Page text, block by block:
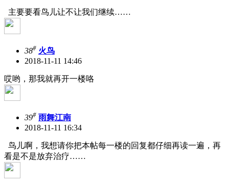
主要要看鸟儿让不让我们继续……
38# 火鸟
2018-11-11 14:46
哎哟，那我就再开一楼咯
39# 雨舞江南
2018-11-11 16:34
鸟儿啊，我想请你把本帖每一楼的回复都仔细再读一遍，再
看是不是放弃治疗……